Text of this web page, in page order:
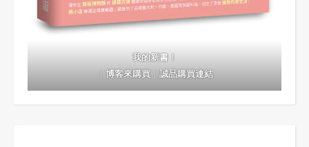
我的新書！
｜博客來購買｜誠品購買連結